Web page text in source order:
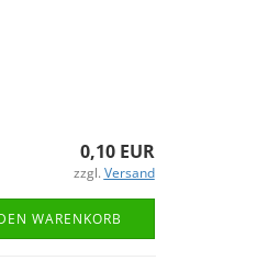
0,10 EUR
zzgl. Versand
WARENKORB